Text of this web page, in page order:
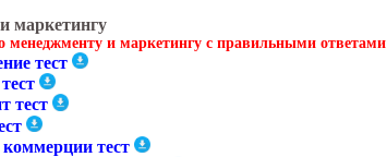
маркетингу
менеджменту и маркетингу с правильными ответами
тест
тест
тест